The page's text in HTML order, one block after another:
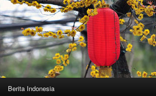
Berita Indonesia